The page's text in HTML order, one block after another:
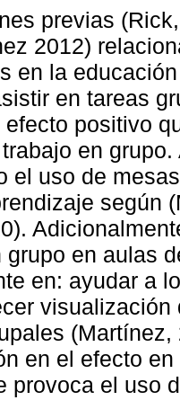
previas
2012)
en la
en tareas
positivo
en
el uso de
según
grupo en aulas
en: ayudar a
en el efecto
provoca el uso